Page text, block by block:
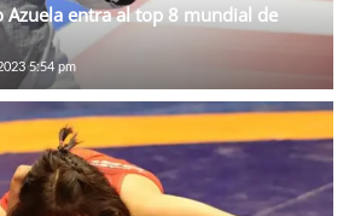
Azuela entra al top 8 mundial de
5:54 pm